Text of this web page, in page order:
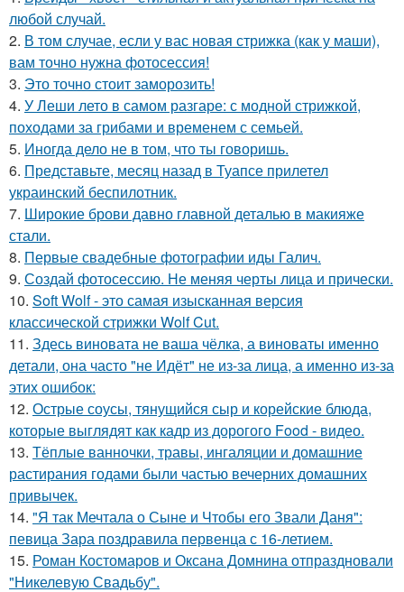
любой случай.
2. В том случае, если у вас новая стрижка (как у маши),
вам точно нужна фотосессия!
3. Это точно стоит заморозить!
4. У Леши лето в самом разгаре: с модной стрижкой,
походами за грибами и временем с семьей.
5. Иногда дело не в том, что ты говоришь.
6. Представьте, месяц назад в Туапсе прилетел
украинский беспилотник.
7. Широкие брови давно главной деталью в макияже
стали.
8. Первые свадебные фотографии иды Галич.
9. Создай фотосессию. Не меняя черты лица и прически.
10. Soft Wolf - это самая изысканная версия
классической стрижки Wolf Cut.
11. Здесь виновата не ваша чёлка, а виноваты именно
детали, она часто "не Идёт" не из-за лица, а именно из-за
этих ошибок:
12. Острые соусы, тянущийся сыр и корейские блюда,
которые выглядят как кадр из дорогого Food - видео.
13. Тёплые ванночки, травы, ингаляции и домашние
растирания годами были частью вечерних домашних
привычек.
14. "Я так Мечтала о Сыне и Чтобы его Звали Даня":
певица Зара поздравила первенца с 16-летием.
15. Роман Костомаров и Оксана Домнина отпраздновали
"Никелевую Свадьбу".